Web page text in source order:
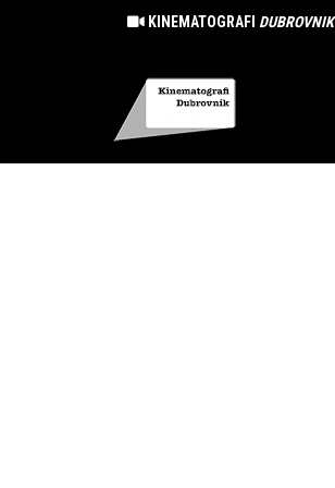
KINEMATOGRAFI DUBROVNIK